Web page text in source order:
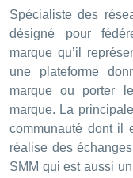
Spécialiste des
désigné pour
marque qu’il
une plateforme
marque ou porter
marque. La
communauté dont il
réalise des
SMM qui est aussi